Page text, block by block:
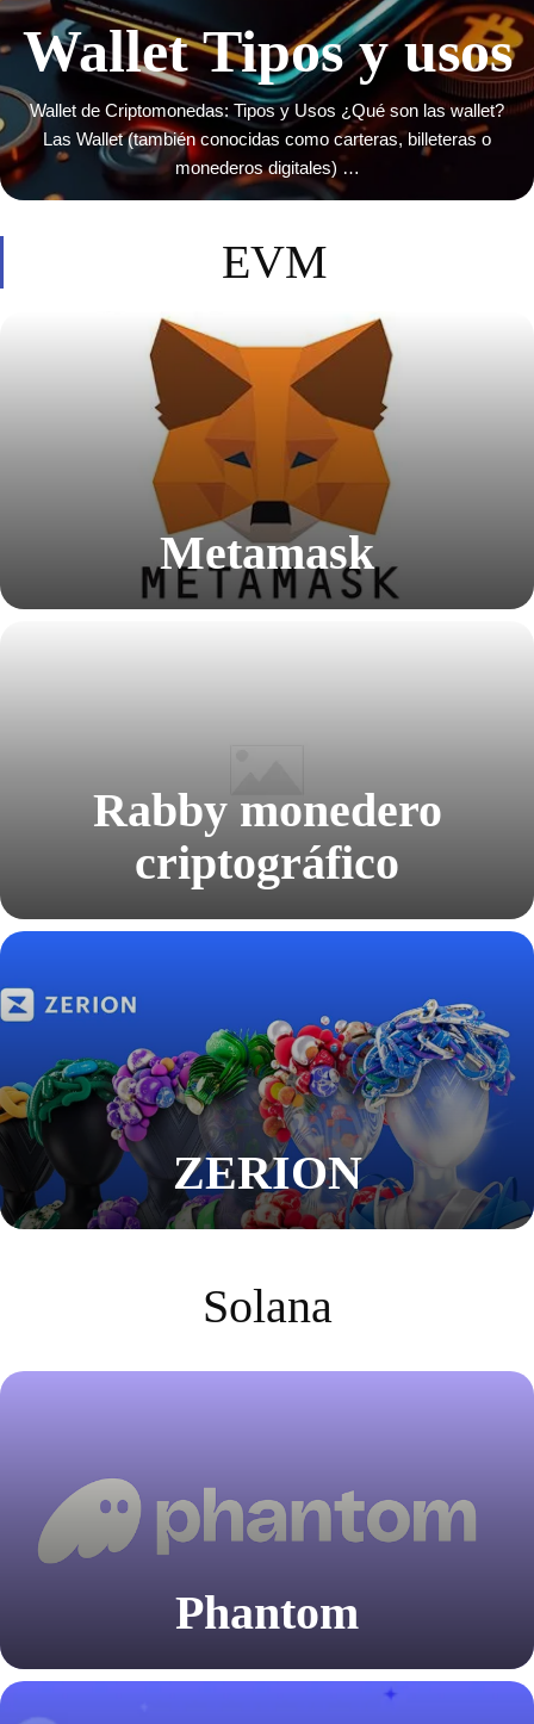
Wallet Tipos y usos
Wallet de Criptomonedas: Tipos y Usos ¿Qué son las wallet?
Las Wallet (también conocidas como carteras, billeteras o
monederos digitales) …
EVM
Metamask
Rabby monedero
criptográfico
ZERION
Solana
Phantom